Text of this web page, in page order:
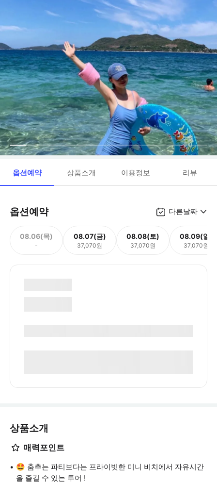
옵션예약 상품소개 이용정보 리뷰
옵션예약 다른날짜
08.06(목)
-
08.07(금)
37,070원
08.08(토)
37,070원
08.09(일)
37,070원
상품소개
매력포인트
🤩 춤추는 파티보다는 프라이빗한 미니 비치에서 자유시간
을 즐길 수 있는 투어 !